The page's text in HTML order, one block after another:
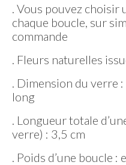
. Vous pouvez
chaque boucle, sur
commande
. Fleurs naturelles
. Dimension du verre
long
. Longueur totale
verre) : 3,5 cm
. Poids d’une boucle